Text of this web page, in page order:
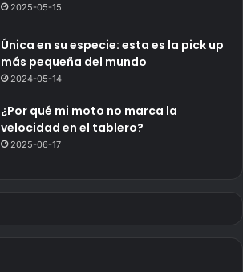
2025-05-15
Única en su especie: esta es la pick up
más pequeña del mundo
2024-05-14
¿Por qué mi moto no marca la
velocidad en el tablero?
2025-06-17